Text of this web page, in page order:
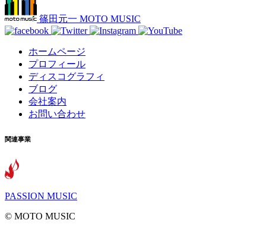
篠田元一 MOTO MUSIC
ホームページ
プロフィール
ディスコグラフィ
ブログ
会社案内
お問い合わせ
関連事業
PASSION MUSIC
©️ MOTO MUSIC